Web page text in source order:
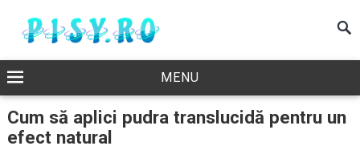
MENU
Cum să aplici pudra translucidă pentru un
efect natural